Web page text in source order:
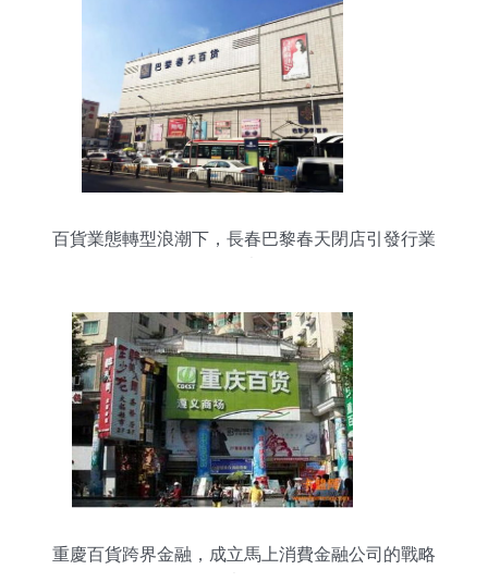
百貨業態轉型浪潮下，長春巴黎春天閉店引發行業
重慶百貨跨界金融，成立馬上消費金融公司的戰略